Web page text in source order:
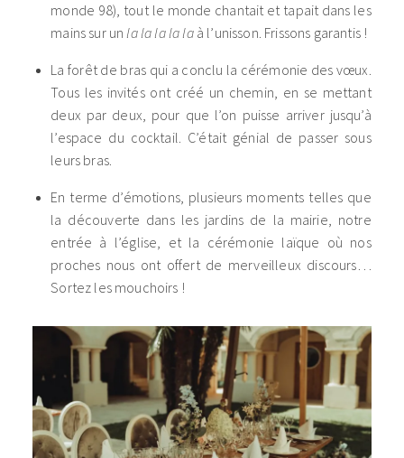
monde 98), tout le monde chantait et tapait dans les
mains sur unla la la la la à l’unisson. Frissons garantis !
La forêt de bras qui a conclu la cérémonie des vœux.
Tous les invités ont créé un chemin, en se mettant
deux par deux, pour que l’on puisse arriver jusqu’à
l’espace du cocktail. C’était génial de passer sous
leurs bras.
En terme d’émotions, plusieurs moments telles que
la découverte dans les jardins de la mairie, notre
entrée à l’église, et la cérémonie laïque où nos
proches nous ont offert de merveilleux discours…
Sortez les mouchoirs !